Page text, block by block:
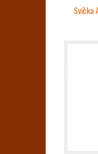
Svíčka